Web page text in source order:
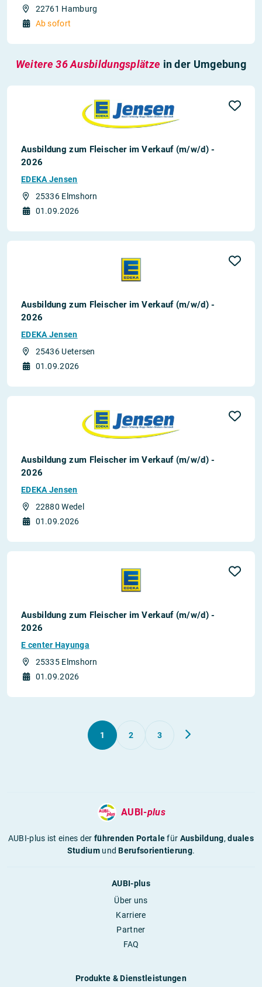
22761 Hamburg
Ab sofort
Weitere 36 Ausbildungsplätze in der Umgebung
Ausbildung zum Fleischer im Verkauf (m/w/d) -
2026
EDEKA Jensen
25336 Elmshorn
01.09.2026
Ausbildung zum Fleischer im Verkauf (m/w/d) -
2026
EDEKA Jensen
25436 Uetersen
01.09.2026
Ausbildung zum Fleischer im Verkauf (m/w/d) -
2026
EDEKA Jensen
22880 Wedel
01.09.2026
Ausbildung zum Fleischer im Verkauf (m/w/d) -
2026
E center Hayunga
25335 Elmshorn
01.09.2026
1 2 3
AUBI-plus
AUBI-plus ist eines derführenden Portalefür Ausbildung,duales
StudiumundBerufsorientierung.
AUBI-plus
Über uns
Karriere
Partner
FAQ
Produkte & Dienstleistungen